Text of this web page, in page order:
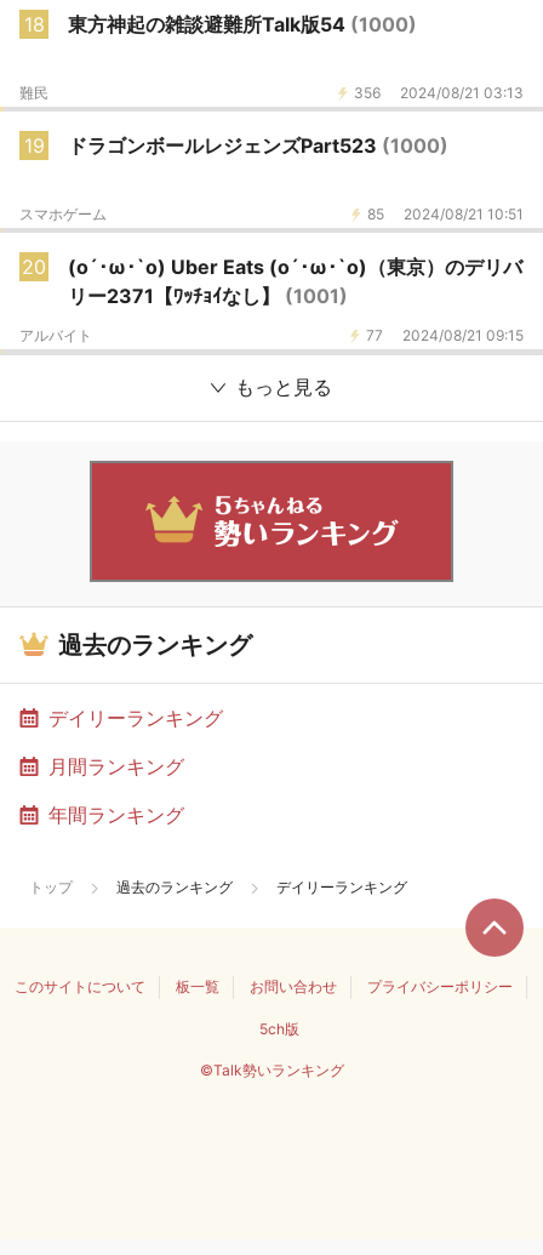
18 東方神起の雑談避難所Talk版54 (1000)
356 2024/08/21 03:13
難民
19 ドラゴンボールレジェンズPart523 (1000)
85 2024/08/21 10:51
スマホゲーム
20
(o´･ω･`o) Uber Eats (o´･ω･`o)（東京）のデリバ
リー2371【ﾜｯﾁｮｲなし】 (1001)
77 2024/08/21 09:15
アルバイト
もっと見る
過去のランキング
デイリーランキング
月間ランキング
年間ランキング
トップ 過去のランキング デイリーランキング
このサイトについて 板一覧 お問い合わせ プライバシーポリシー
5ch版
©Talk勢いランキング